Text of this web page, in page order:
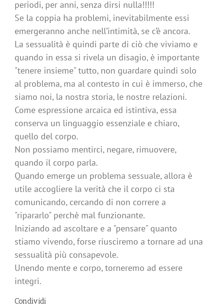
periodi, per anni, senza dirsi nulla!!!!!
Se la coppia ha problemi, inevitabilmente essi
emergeranno anche nell’intimità, se c’è ancora.
La sessualità è quindi parte di ciò che viviamo e
quando in essa si rivela un disagio, è importante
"tenere insieme" tutto, non guardare quindi solo
al problema, ma al contesto in cui è immerso, che
siamo noi, la nostra storia, le nostre relazioni.
Come espressione arcaica ed istintiva, essa
conserva un linguaggio essenziale e chiaro,
quello del corpo.
Non possiamo mentirci, negare, rimuovere,
quando il corpo parla.
Quando emerge un problema sessuale, allora è
utile accogliere la verità che il corpo ci sta
comunicando, cercando di non correre a
"ripararlo" perchè mal funzionante.
Iniziando ad ascoltare e a "pensare" quanto
stiamo vivendo, forse riusciremo a tornare ad una
sessualità più consapevole.
Unendo mente e corpo, torneremo ad essere
integri.
Condividi